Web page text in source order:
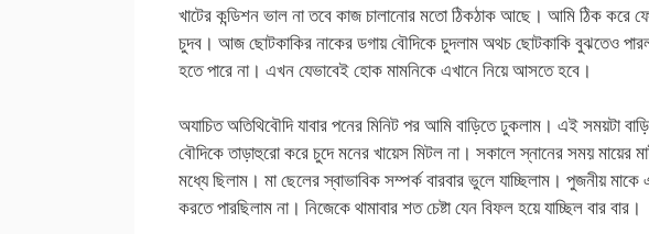
খাটের কন্ডিশন ভাল না তবে কাজ চালানোর মতো ঠিকঠাক আছে। আমি ঠিক করে
চুদব। আজ ছোটকাকির নাকের ডগায় বৌদিকে চুদলাম অথচ ছোটকাকি বুঝতেও
হতে পারে না। এখন যেভাবেই হোক মামনিকে এখানে নিয়ে আসতে হবে।
অযাচিত অতিথিবৌদি যাবার পনের মিনিট পর আমি বাড়িতে ঢুকলাম। এই সময়টা
বৌদিকে তাড়াহুরো করে চুদে মনের খায়েস মিটল না। সকালে স্নানের সময় মায়ের
মধ্যে ছিলাম। মা ছেলের স্বাভাবিক সম্পর্ক বারবার ভুলে যাচ্ছিলাম। পুজনীয় মাকে
করতে পারছিলাম না। নিজেকে থামাবার শত চেষ্টা যেন বিফল হয়ে যাচ্ছিল বার বার।